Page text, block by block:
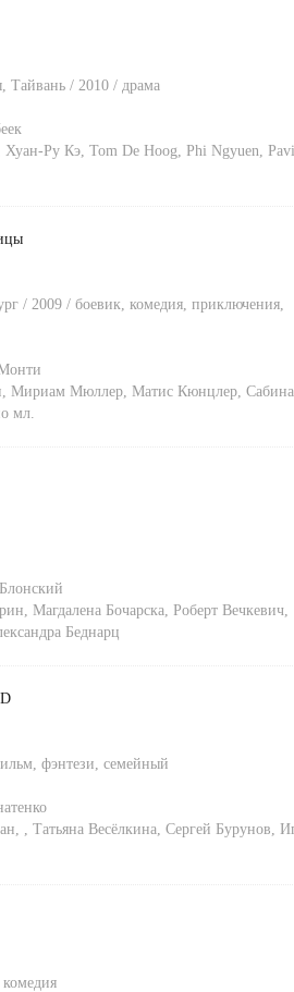
Тайвань / 2010 / драма
Хуан-Ру Кэ, Tom De Hoog, Phi Ngyuen,
/ 2009 / боевик, комедия, приключения,
, Мириам Мюллер, Матис Кюнцлер, Сабина
мл.
, Магдалена Бочарска, Роберт Вечкевич,
Беднарц
фэнтези, семейный
, , Татьяна Весёлкина, Сергей Бурунов,